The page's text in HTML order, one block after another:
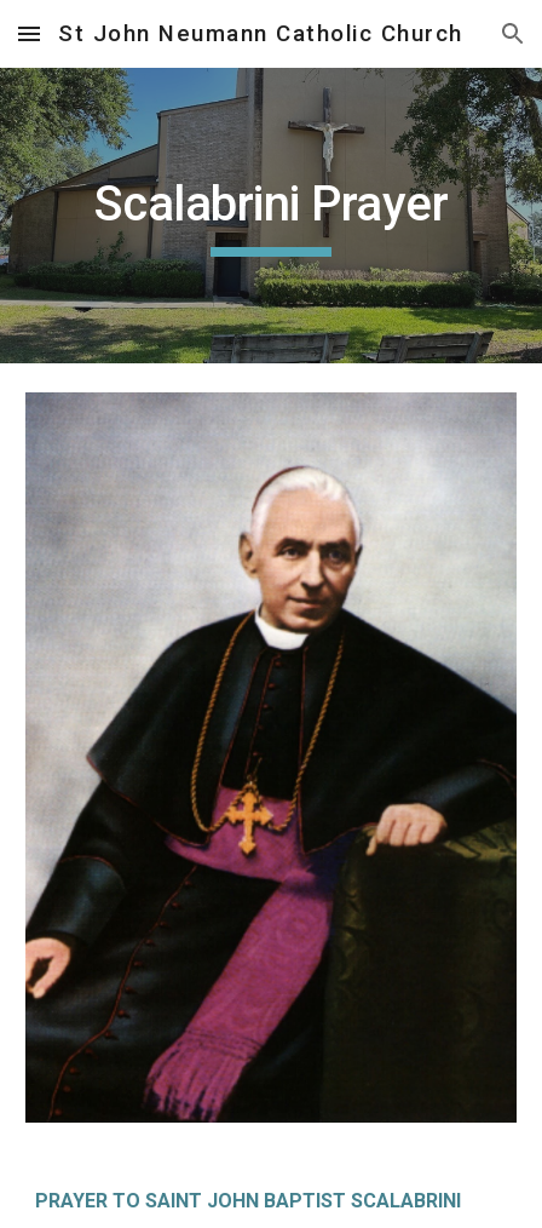
Skip to main content Skip to navigation
St John Neumann Catholic Church
Scalabrini Prayer
PRAYER TO SAINT JOHN BAPTIST SCALABRINI